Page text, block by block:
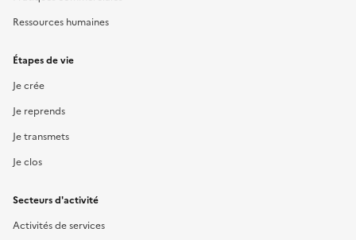
Ressources humaines
Étapes de vie
Je crée
Je reprends
Je transmets
Je clos
Secteurs d'activité
Activités de services